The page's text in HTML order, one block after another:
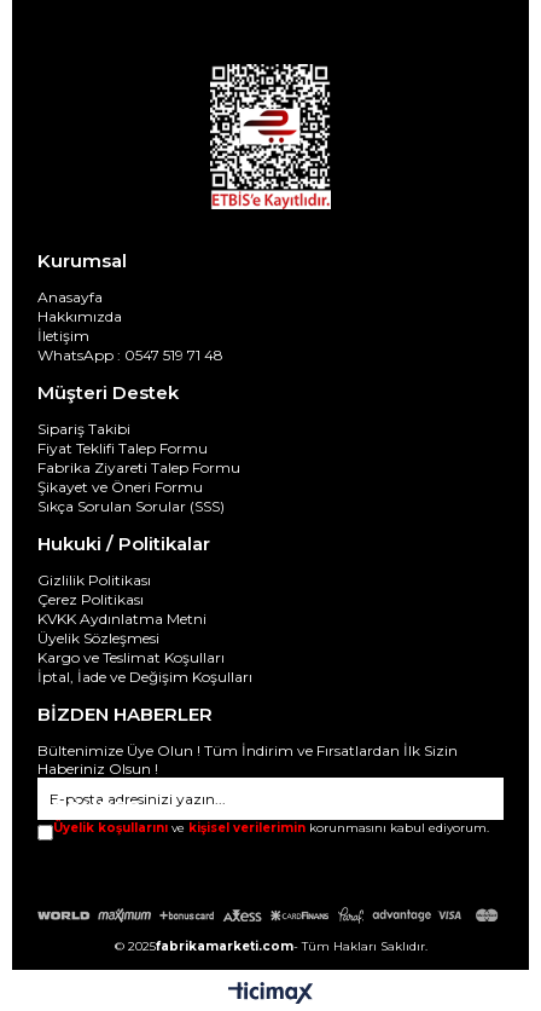
Kurumsal
Anasayfa
Hakkımızda
İletişim
WhatsApp : 0547 519 71 48
Müşteri Destek
Sipariş Takibi
Fiyat Teklifi Talep Formu
Fabrika Ziyareti Talep Formu
Şikayet ve Öneri Formu
Sıkça Sorulan Sorular (SSS)
Hukuki / Politikalar
Gizlilik Politikası
Çerez Politikası
KVKK Aydınlatma Metni
Üyelik Sözleşmesi
Kargo ve Teslimat Koşulları
İptal, İade ve Değişim Koşulları
BİZDEN HABERLER
Bültenimize Üye Olun ! Tüm İndirim ve Fırsatlardan İlk Sizin
Haberiniz Olsun !
GÖNDER
Üyelik koşullarını ve kişisel verilerimin korunmasını kabul ediyorum.
© 2025fabrikamarketi.com- Tüm Hakları Saklıdır.